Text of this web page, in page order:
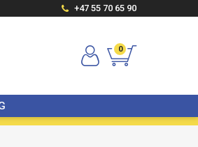
+47 55 70 65 90
0